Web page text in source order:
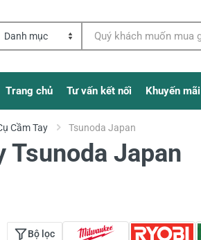
Trang chủ Tư vấn kết nối Khuyến mãi
Cầm Tay Tsunoda Japan
Tsunoda Japan
Bộ lọc